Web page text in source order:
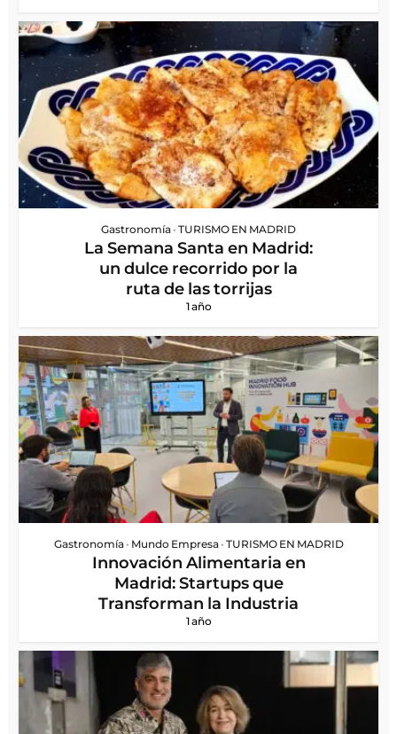
Gastronomía • TURISMO EN MADRID
La Semana Santa en Madrid:
un dulce recorrido por la
ruta de las torrijas
1 año
Gastronomía • Mundo Empresa • TURISMO EN MADRID
Innovación Alimentaria en
Madrid: Startups que
Transforman la Industria
1 año